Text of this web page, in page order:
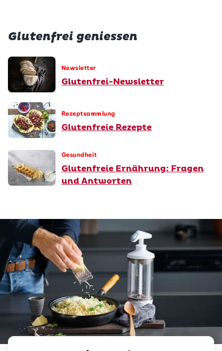
Glutenfrei geniessen
Newsletter
Glutenfrei-Newsletter
Rezeptsammlung
Glutenfreie Rezepte
Gesundheit
Glutenfreie Ernährung: Fragen
und Antworten